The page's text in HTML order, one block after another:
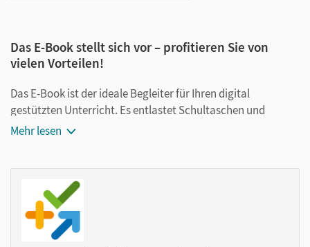
Das E-Book stellt sich vor – profitieren Sie von
vielen Vorteilen!
Das E-Book ist der ideale Begleiter für Ihren digital
gestützten Unterricht. Es entlastet Schultaschen und
Rucksäcke und ist jederzeit unkompliziert verfügbar.
Notizen erstellen
Markierungen setzen
Text ergänzen
Mehr lesen